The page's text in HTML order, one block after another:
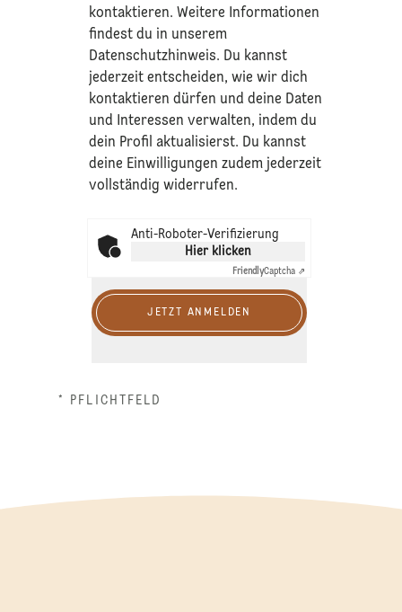
kontaktieren. Weitere Informationen
findest du in unserem
Datenschutzhinweis. Du kannst
jederzeit entscheiden, wie wir dich
kontaktieren dürfen und deine Daten
und Interessen verwalten, indem du
dein Profil aktualisierst. Du kannst
deine Einwilligungen zudem jederzeit
vollständig widerrufen.
Anti-Roboter-Verifizierung
Hier klicken
FriendlyCaptcha ⇗
JETZT ANMELDEN
* PFLICHTFELD